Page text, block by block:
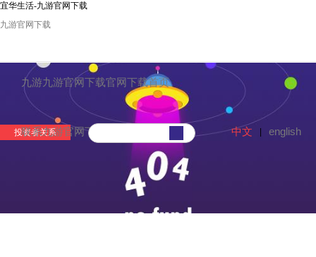
宜华生活-九游官网下载
九游官网下载
九游九游官网下载官网下载首页
联系九游官网下载
投资者关系 中文 english